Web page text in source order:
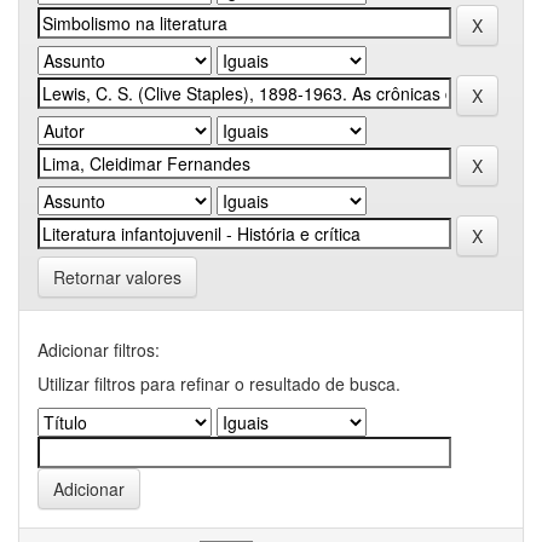
Retornar valores
Adicionar filtros:
Utilizar filtros para refinar o resultado de busca.